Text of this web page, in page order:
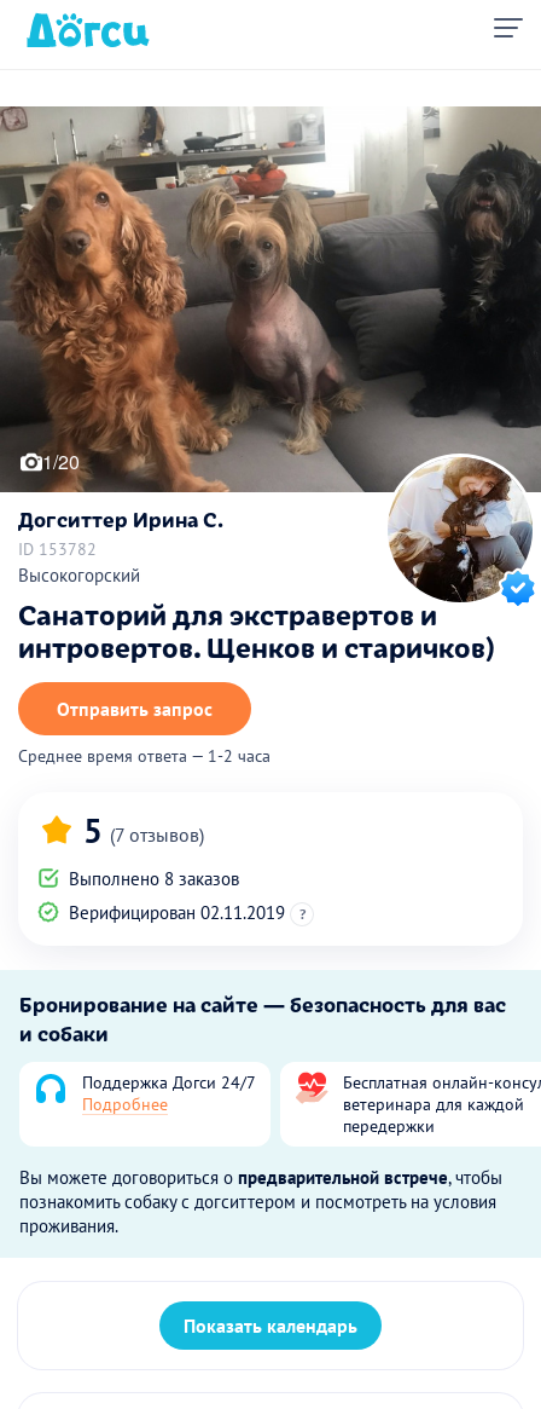
1/20
Догситтер Ирина С.
ID 153782
Высокогорский
Санаторий для экстравертов и
интровертов. Щенков и старичков)
Отправить запрос
Среднее время ответа — 1-2 часа
5 (7 отзывов)
Выполнено 8 заказов
Верифицирован 02.11.2019
?
Бронирование на сайте — безопасность для вас
и собаки
Поддержка Догси 24/7
Подробнее
Бесплатная онлайн-
ветеринара для каждой
передержки
Вы можете договориться о предварительной встрече, чтобы
познакомить собаку с догситтером и посмотреть на условия
проживания.
Показать календарь